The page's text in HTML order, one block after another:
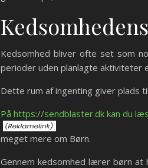
Kedsomhed bliver ofte set som
perioder uden planlagte aktiviteter
Dette rum af ingenting giver plads
På https://sendblaster.dk kan du
meget mere om Børn.
Gennem kedsomhed lærer børn